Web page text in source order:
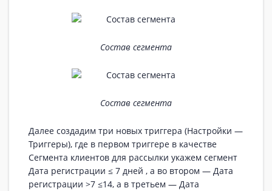
Состав сегмента
Состав сегмента
Далее создадим три новых триггера (Настройки —
Триггеры), где в первом триггере в качестве
Сегмента клиентов для рассылки укажем сегмент
Дата регистрации ≤ 7 дней , а во втором — Дата
регистрации >7 ≤14, а в третьем — Дата